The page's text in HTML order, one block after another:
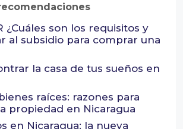
¿Cuáles son los requisitos y
al subsidio para comprar una
la casa de tus sueños en
raíces: razones para
propiedad en Nicaragua
en Nicaragua: la nueva